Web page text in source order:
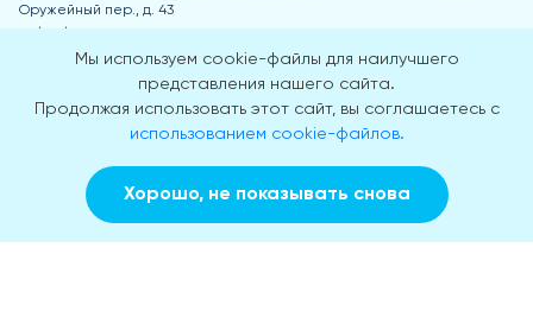
Оружейный пер., д. 43
zdrav@mos.ru
Пн-Чт: 8:00-17:00 Пт: 8:00-15:45 Обед: 12:30-13:15 Сб, Вс - выходные дни
Приемная Департамента здравоохранения города Москвы
Пн-Чт: 9:00-18:00 Пт: 9:00-16:45 Обед: 13:30-14:30 Сб, Вс - выходные дни
© 2018-2026
Мы используем cookie-файлы для наилучшего
представления нашего сайта.
Продолжая использовать этот сайт, вы соглашаетесь с
использованием cookie-файлов.
Хорошо, не показывать снова
Заказать звонок Вызвать врача на дом